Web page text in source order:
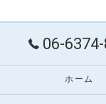
06-
ホーム